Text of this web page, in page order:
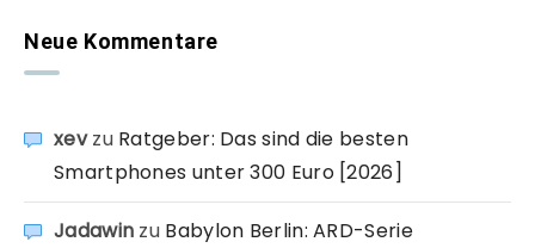
Neue Kommentare
xevzu Ratgeber: Das sind die besten
Smartphones unter 300 Euro [2026]
Jadawin zu Babylon Berlin: ARD-Serie